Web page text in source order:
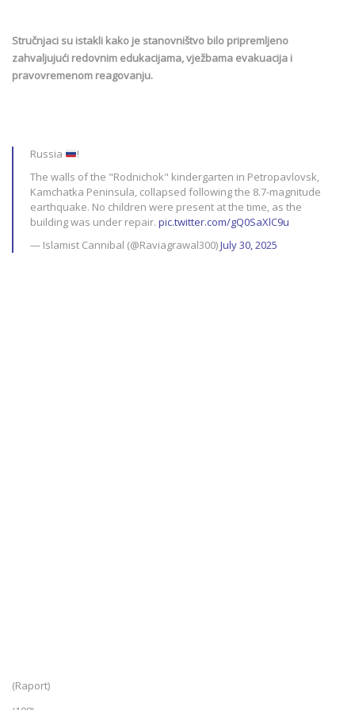
Stručnjaci su istakli kako je stanovništvo bilo pripremljeno
zahvaljujući redovnim edukacijama, vježbama evakuacija i
pravovremenom reagovanju.
Russia
!
The walls of the "Rodnichok" kindergarten in Petropavlovsk,
Kamchatka Peninsula, collapsed following the 8.7-magnitude
earthquake. No children were present at the time, as the
building was under repair. pic.twitter.com/gQ0SaXlC9u
— Islamist Cannibal (@Raviagrawal300)July 30, 2025
(Raport)